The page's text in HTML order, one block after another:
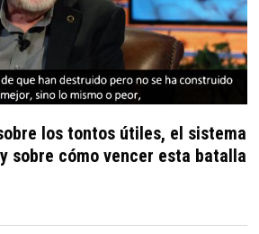
los tontos útiles, el sistema
sobre cómo vencer esta batalla